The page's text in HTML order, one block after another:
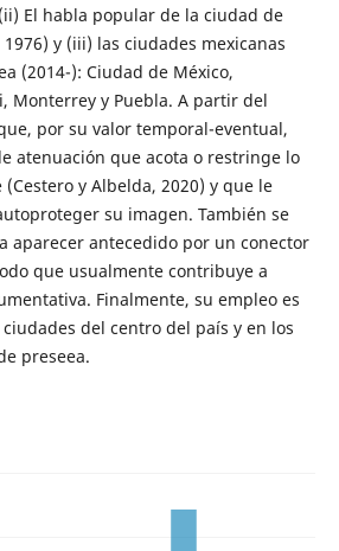
El habla popular de la ciudad de
y (iii) las ciudades mexicanas
(2014-): Ciudad de México,
Monterrey y Puebla. A partir del
por su valor temporal-eventual,
atenuación que acota o restringe lo
y Albelda, 2020) y que le
su imagen. También se
aparecer antecedido por un conector
que usualmente contribuye a
Finalmente, su empleo es
del centro del país y en los
preseea.